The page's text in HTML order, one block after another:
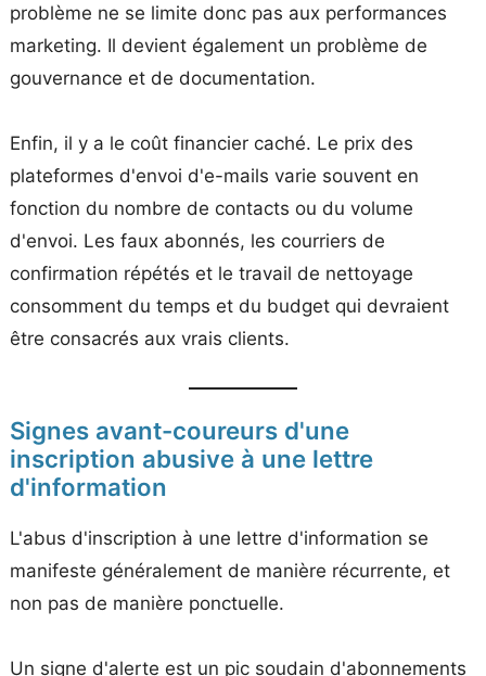
problème ne se limite donc pas aux performances
marketing. Il devient également un problème de
gouvernance et de documentation.
Enfin, il y a le coût financier caché. Le prix des
plateformes d'envoi d'e-mails varie souvent en
fonction du nombre de contacts ou du volume
d'envoi. Les faux abonnés, les courriers de
confirmation répétés et le travail de nettoyage
consomment du temps et du budget qui devraient
être consacrés aux vrais clients.
Signes avant-coureurs d'une
inscription abusive à une lettre
d'information
L'abus d'inscription à une lettre d'information se
manifeste généralement de manière récurrente, et
non pas de manière ponctuelle.
Un signe d'alerte est un pic soudain d'abonnements